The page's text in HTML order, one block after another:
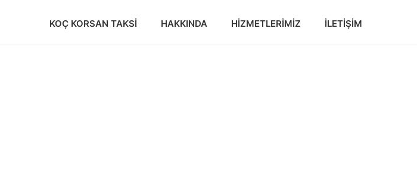
KOÇ KORSAN TAKSI HAKKINDA HIZMETLERIMIZ İLETIŞIM